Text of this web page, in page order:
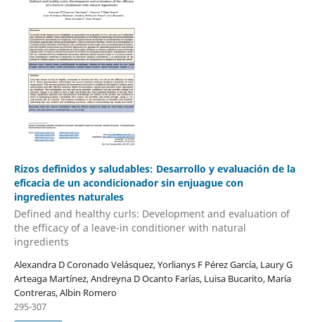
Rizos definidos y saludables: Desarrollo y evaluación de la
eficacia de un acondicionador sin enjuague con
ingredientes naturales
Defined and healthy curls: Development and evaluation of
the efficacy of a leave-in conditioner with natural
ingredients
Alexandra D Coronado Velásquez, Yorlianys F Pérez García, Laury G
Arteaga Martínez, Andreyna D Ocanto Farías, Luisa Bucarito, María
Contreras, Albin Romero
295-307